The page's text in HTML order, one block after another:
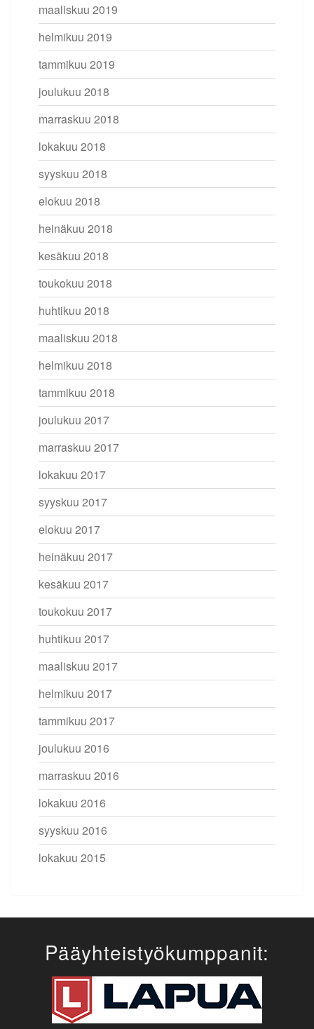
maaliskuu 2019
helmikuu 2019
tammikuu 2019
joulukuu 2018
marraskuu 2018
lokakuu 2018
syyskuu 2018
elokuu 2018
heinäkuu 2018
kesäkuu 2018
toukokuu 2018
huhtikuu 2018
maaliskuu 2018
helmikuu 2018
tammikuu 2018
joulukuu 2017
marraskuu 2017
lokakuu 2017
syyskuu 2017
elokuu 2017
heinäkuu 2017
kesäkuu 2017
toukokuu 2017
huhtikuu 2017
maaliskuu 2017
helmikuu 2017
tammikuu 2017
joulukuu 2016
marraskuu 2016
lokakuu 2016
syyskuu 2016
lokakuu 2015
Pääyhteistyökumppanit: